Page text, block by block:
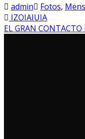
admin
Fotos,
IZOIAIUIA
EL GRAN CONTACTO